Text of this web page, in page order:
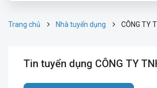
Trang chủ Nhà tuyển dụng CÔNG TY
Tin tuyển dụng CÔNG TY